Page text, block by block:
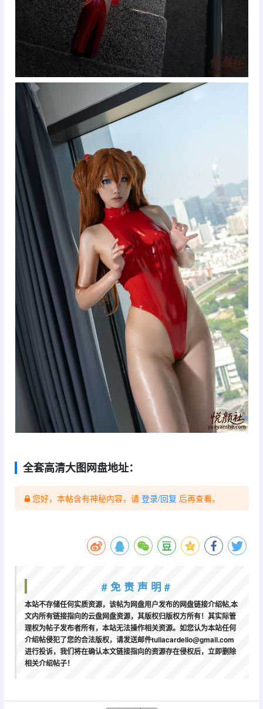
全套高清大图网盘地址：
您好，本帖含有神秘内容，请 登录/回复 后再查看。
# 免 责 声 明 #
本站不存储任何实质资源，该帖为网盘用户发布的网盘链接介绍帖,本
文内所有链接指向的云盘网盘资源，其版权归版权方所有！其实际管
理权为帖子发布者所有，本站无法操作相关资源。如您认为本站任何
介绍帖侵犯了您的合法版权，请发送邮件tuliacardello@gmail.com
进行投诉，我们将在确认本文链接指向的资源存在侵权后，立即删除
相关介绍帖子！